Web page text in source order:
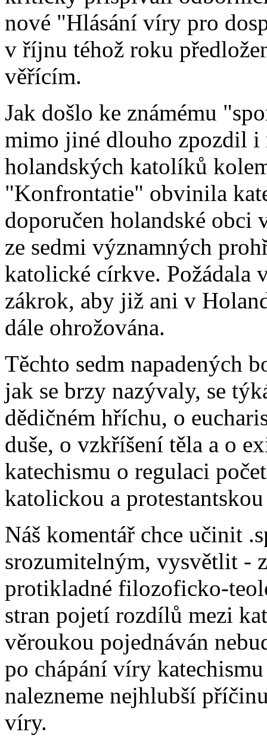
nové "Hlásání víry pro
v říjnu téhož roku
věřícím.
Jak došlo ke známému
mimo jiné dlouho zpozdil i
holandských katolíků
"Konfrontatie" obvinila
doporučen holandské
ze sedmi významných
katolické církve. Požádala
zákrok, aby již ani v
dále ohrožována.
Těchto sedm napadených
jak se brzy nazývaly, se
dědičném hříchu, o
duše, o vzkříšení těla a o
katechismu o regulaci
katolickou a
Náš komentář chce učinit
srozumitelným, vysvětlit -
protikladné filozoficko-
stran pojetí rozdílů mezi
věroukou pojednáván
po chápání víry
nalezneme nejhlubší
víry.